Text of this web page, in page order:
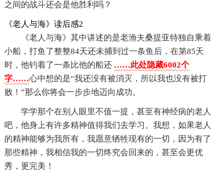
之间的战斗还会是他胜利吗？
《老人与海》读后感2
《老人与海》其中讲述的是老渔夫桑提亚特独自乘着
小船，打鱼了整整84天还未捕到过一条鱼后，在第85天
时，他钓着了一条比他的船还 ……此处隐藏6002个
字……心中想的是“我还没有被消灭，所以我也没有被打
败！”那么你将会一步步地迈向成功。
学学那个在别人眼里不值一提，甚至有神经病的老人
吧，他身上有许多精神值得我们去学习。我想，如果老人
的精神能够为我所有，我愿意牺牲现有的一切，因为有了
那些精神，我相信我的一切终究会回来的，甚至会更优
秀，更完美！